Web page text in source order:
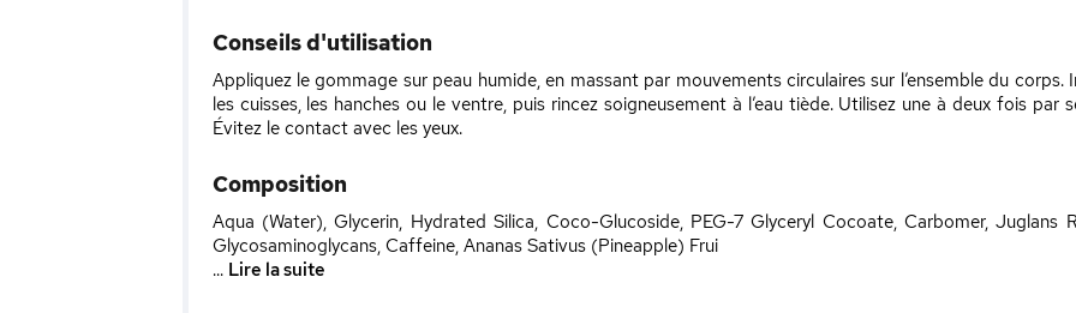
Conseils d'utilisation
Appliquez le gommage sur peau humide, en massant par mouvements circulaires sur l’ensemble du
les cuisses, les hanches ou le ventre, puis rincez soigneusement à l’eau tiède. Utilisez une à deux fois par
Évitez le contact avec les yeux.
Composition
Aqua (Water), Glycerin, Hydrated Silica, Coco-Glucoside, PEG-7 Glyceryl Cocoate, Carbomer, Juglans
Glycosaminoglycans, Caffeine, Ananas Sativus (Pineapple) Frui
... Lire la suite